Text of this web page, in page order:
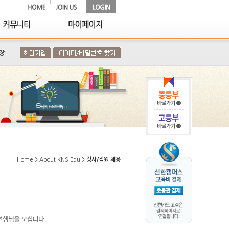
Home > About KNS Edu > 강사/직원 채용